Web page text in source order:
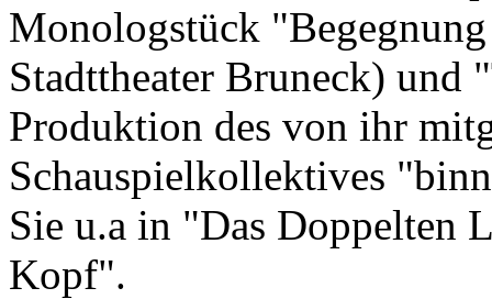
Monologstück
Stadttheater Bruneck) und
Produktion des von ihr
Schauspielkollektives
Sie u.a in "Das Doppelten
Kopf".